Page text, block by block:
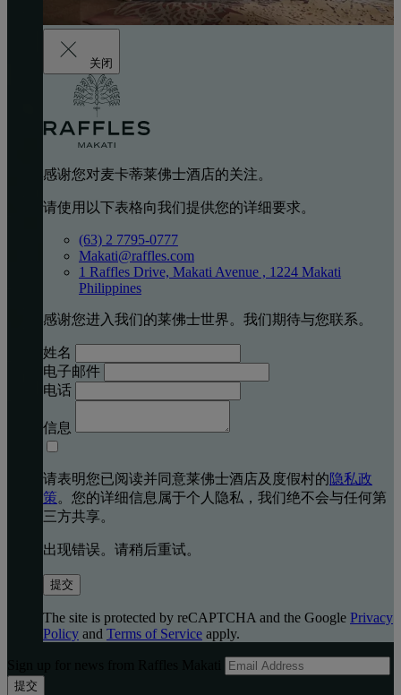
关闭
感谢您对麦卡蒂莱佛士酒店的关注。
请使用以下表格向我们提供您的详细要求。
(63) 2 7795-0777
Makati@raffles.com
1 Raffles Drive, Makati Avenue , 1224 Makati
Philippines
感谢您进入我们的莱佛士世界。我们期待与您联系。
姓名
电子邮件
电话
信息
请表明您已阅读并同意莱佛士酒店及度假村的隐私政
策。您的详细信息属于个人隐私，我们绝不会与任何第
三方共享。
出现错误。请稍后重试。
提交
The site is protected by reCAPTCHA and the Google Privacy
Policy and Terms of Service apply.
提交